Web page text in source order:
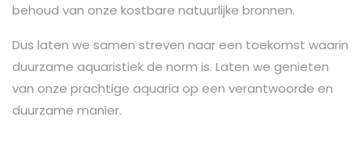
behoud van onze kostbare natuurlijke bronnen.
Dus laten we samen streven naar een toekomst waarin
duurzame aquaristiek de norm is. Laten we genieten
van onze prachtige aquaria op een verantwoorde en
duurzame manier.